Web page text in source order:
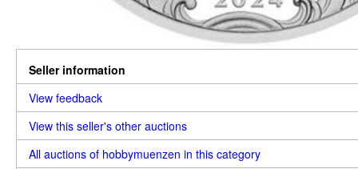
Seller information
View feedback
View this seller's other auctions
All auctions of hobbymuenzen in this category